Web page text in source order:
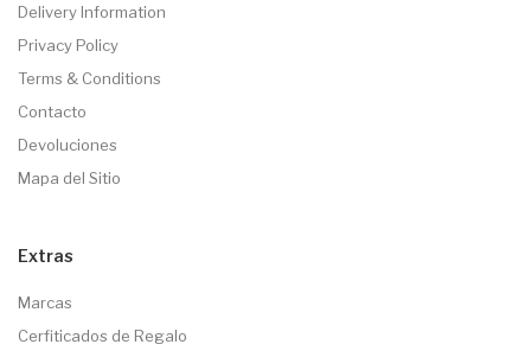
Delivery Information
Privacy Policy
Terms & Conditions
Contacto
Devoluciones
Mapa del Sitio
Extras
Marcas
Cerfiticados de Regalo